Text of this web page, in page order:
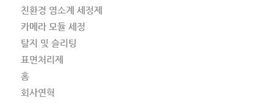
친환경 염소계 세정제
카메라 모듈 세정
탈지 및 슬리팅
표면처리제
홈
회사연혁